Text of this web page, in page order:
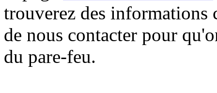
trouverez des informations
de nous contacter pour
du pare-feu.